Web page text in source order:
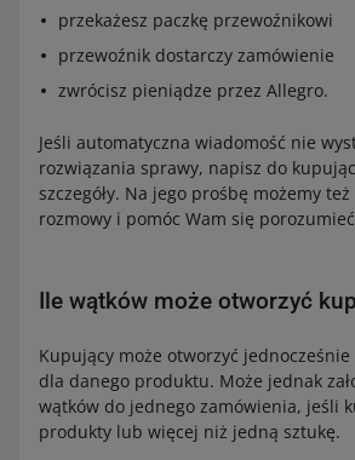
przekażesz paczkę przewoźnikowi
przewoźnik dostarczy zamówienie
zwrócisz pieniądze przez Allegro.
Jeśli automatyczna wiadomość nie
rozwiązania sprawy, napisz do
szczegóły. Na jego prośbę możemy też
rozmowy i pomóc Wam się
Ile wątków może otworzyć
Kupujący może otworzyć
dla danego produktu. Może jednak
wątków do jednego zamówienia, jeśli
produkty lub więcej niż jedną sztukę.